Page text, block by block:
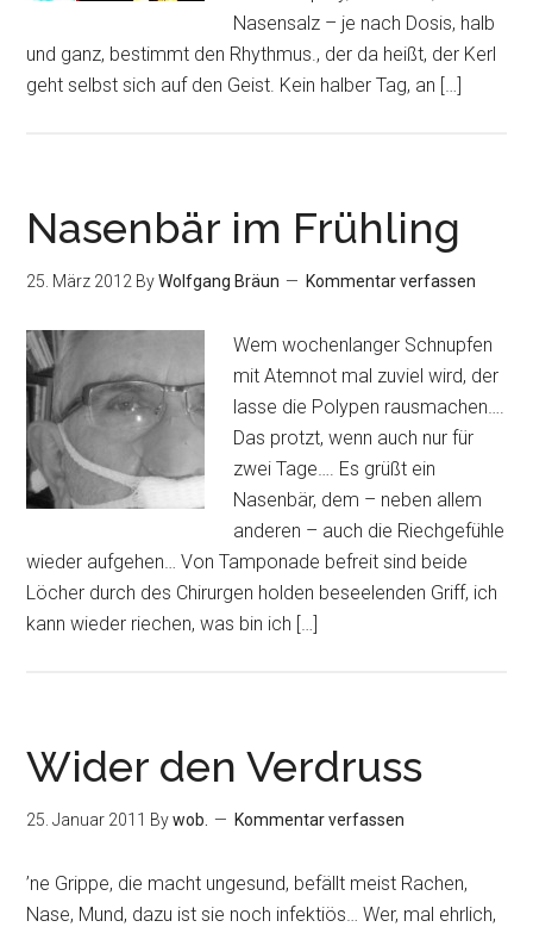
Nasensalz – je nach Dosis, halb
und ganz, bestimmt den Rhythmus., der da heißt, der Kerl
geht selbst sich auf den Geist. Kein halber Tag, an […]
Nasenbär im Frühling
25. März 2012 ByWolfgang Bräun Kommentar verfassen
Wem wochenlanger Schnupfen
mit Atemnot mal zuviel wird, der
lasse die Polypen rausmachen….
Das protzt, wenn auch nur für
zwei Tage…. Es grüßt ein
Nasenbär, dem – neben allem
anderen – auch die Riechgefühle
wieder aufgehen… Von Tamponade befreit sind beide
Löcher durch des Chirurgen holden beseelenden Griff, ich
kann wieder riechen, was bin ich […]
Wider den Verdruss
25. Januar 2011 Bywob. Kommentar verfassen
’ne Grippe, die macht ungesund, befällt meist Rachen,
Nase, Mund, dazu ist sie noch infektiös… Wer, mal ehrlich,